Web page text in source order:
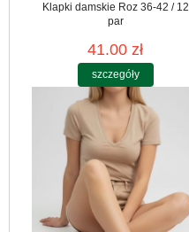
Klapki damskie Roz 36-42 / 12
par
41.00 zł
szczegóły